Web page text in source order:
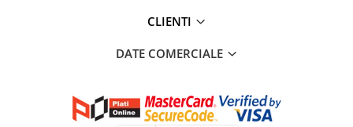
CLIENTI
DATE COMERCIALE